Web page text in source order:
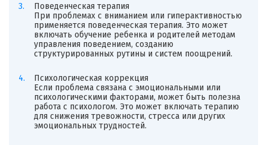
Поведенческая терапия
При проблемах с вниманием или гиперактивностью
применяется поведенческая терапия. Это может
включать обучение ребенка и родителей методам
управления поведением, созданию
структурированных рутины и систем поощрений.
Психологическая коррекция
Если проблема связана с эмоциональными или
психологическими факторами, может быть полезна
работа с психологом. Это может включать терапию
для снижения тревожности, стресса или других
эмоциональных трудностей.